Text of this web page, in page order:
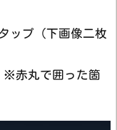
ップ（下画像二枚
※赤丸で囲った箇